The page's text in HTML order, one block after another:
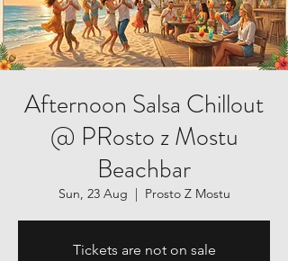
Afternoon Salsa Chillout
@ PRosto z Mostu
Beachbar
Sun, 23 Aug
  |
Prosto Z Mostu
Tickets are not on sale